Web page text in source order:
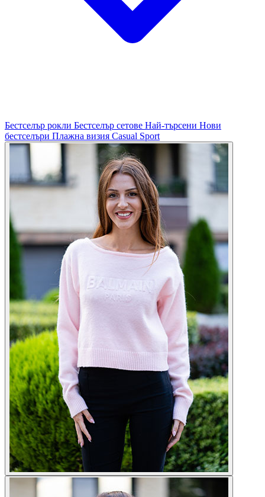
Бестселър рокли Бестселър сетове Най-търсени Нови
бестселъри Плажна визия Casual Sport